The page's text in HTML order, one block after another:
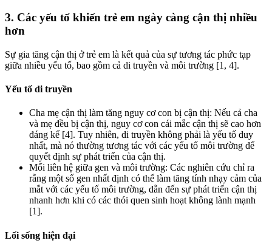
3. Các yếu tố khiến trẻ em ngày càng cận thị nhiều
hơn
Sự gia tăng cận thị ở trẻ em là kết quả của sự tương tác phức tạp
giữa nhiều yếu tố, bao gồm cả di truyền và môi trường [1, 4].
Yếu tố di truyền
Cha mẹ cận thị làm tăng nguy cơ con bị cận thị: Nếu cả cha
và mẹ đều bị cận thị, nguy cơ con cái mắc cận thị sẽ cao hơn
đáng kể [4]. Tuy nhiên, di truyền không phải là yếu tố duy
nhất, mà nó thường tương tác với các yếu tố môi trường để
quyết định sự phát triển của cận thị.
Mối liên hệ giữa gen và môi trường: Các nghiên cứu chỉ ra
rằng một số gen nhất định có thể làm tăng tính nhạy cảm của
mắt với các yếu tố môi trường, dẫn đến sự phát triển cận thị
nhanh hơn khi có các thói quen sinh hoạt không lành mạnh
[1].
Lối sống hiện đại